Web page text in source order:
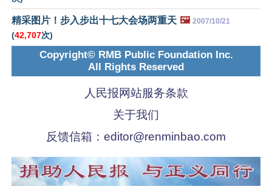
精采图片！步入步出十七大会场两重天 🖼️ 2007/10/21
(42,707次)
Copyright© RMB Public Foundation Inc.
All Rights Reserved
人民报网站服务条款
关于我们
反馈信箱： editor@renminbao.com